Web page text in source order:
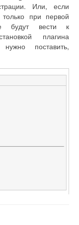
Или, если
при первой
будут вести к
плагина
поставить,